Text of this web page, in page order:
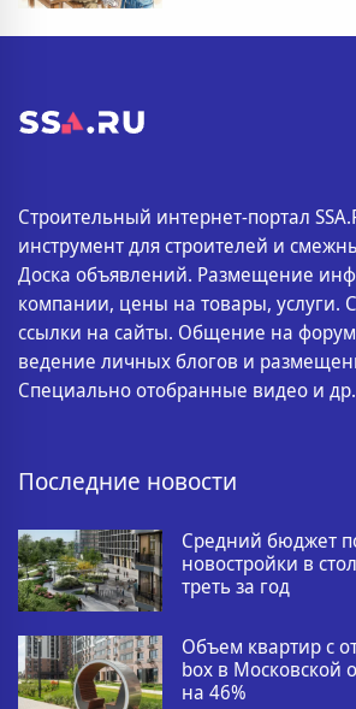
Строительный интернет-портал
инструмент для строителей и
Доска объявлений. Размещение
компании, цены на товары, услуги.
ссылки на сайты. Общение на
ведение личных блогов и
Специально отобранные видео и
Последние новости
Средний бюджет
новостройки в
треть за год
Объем квартир с
box в Московской
на 46%